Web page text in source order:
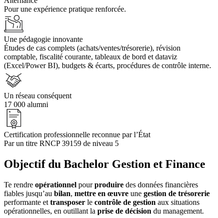
Pour une expérience pratique renforcée.
Une pédagogie innovante
Études de cas complets (achats/ventes/trésorerie), révision
comptable, fiscalité courante, tableaux de bord et dataviz
(Excel/Power BI), budgets & écarts, procédures de contrôle interne.
Un réseau conséquent
17 000 alumni
Certification professionnelle reconnue par l’État
Par un titre RNCP 39159 de niveau 5
Objectif du Bachelor Gestion et Finance
Te rendre opérationnel pourproduire des données financières
fiables jusqu’au bilan, mettre en œuvre une gestion de trésorerie
performante et transposer le contrôle de gestion aux situations
opérationnelles, en outillant la prise de décision du management.